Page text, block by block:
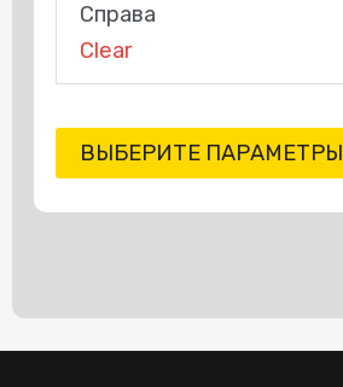
Справа
Clear
ВЫБЕРИТЕ ПАРАМЕТРЫ